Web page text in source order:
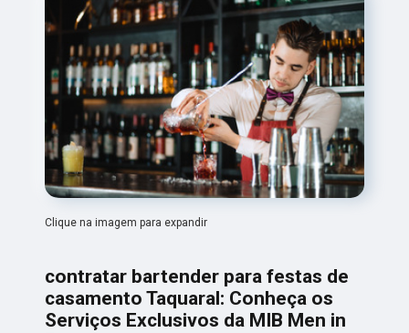
Clique na imagem para expandir
contratar bartender para festas de
casamento Taquaral: Conheça os
Serviços Exclusivos da MIB Men in